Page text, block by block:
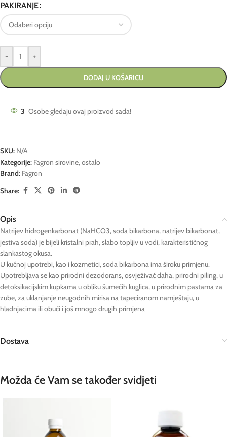
PAKIRANJE
- +
DODAJ U KOŠARICU
3 Osobe gledaju ovaj proizvod sada!
SKU: N/A
Kategorije: Fagron sirovine,ostalo
Brand: Fagron
Share:
Opis
Natrijev hidrogenkarbonat (NaHCO3, soda bikarbona, natrijev bikarbonat,
jestiva soda) je bijeli kristalni prah, slabo topljiv u vodi, karakterističnog
slankastog okusa.
U kućnoj upotrebi, kao i kozmetici, soda bikarbona ima široku primjenu.
Upotrebljava se kao prirodni dezodorans, osvježivač daha, prirodni piling, u
detoksikacijskim kupkama u obliku šumećih kuglica, u prirodnim pastama za
zube, za uklanjanje neugodnih mirisa na tapeciranom namještaju, u
hladnjacima ili obući i još mnogo drugih primjena
Dostava
Možda će Vam se također svidjeti